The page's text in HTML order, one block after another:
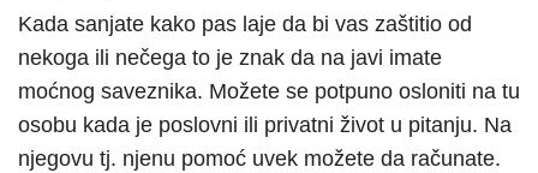
Kada sanjate kako pas laje da bi vas zaštitio od
nekoga ili nečega to je znak da na javi imate
moćnog saveznika. Možete se potpuno osloniti na tu
osobu kada je poslovni ili privatni život u pitanju. Na
njegovu tj. njenu pomoć uvek možete da računate.